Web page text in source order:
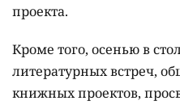
проекта.
Кроме того, осенью в
литературных встреч,
книжных проектов,